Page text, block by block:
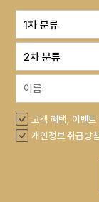
고객 혜택, 이벤
개인정보 취급방